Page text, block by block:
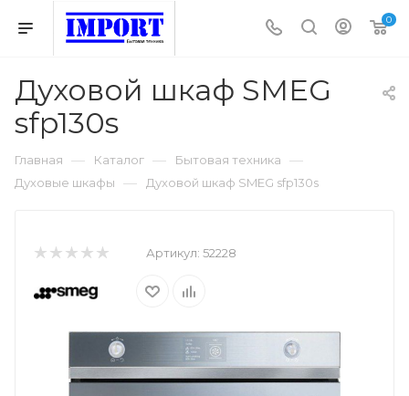
0
Духовой шкаф SMEG
sfp130s
Главная — Каталог — Бытовая техника —
Духовые шкафы — Духовой шкаф SMEG sfp130s
Артикул: 52228